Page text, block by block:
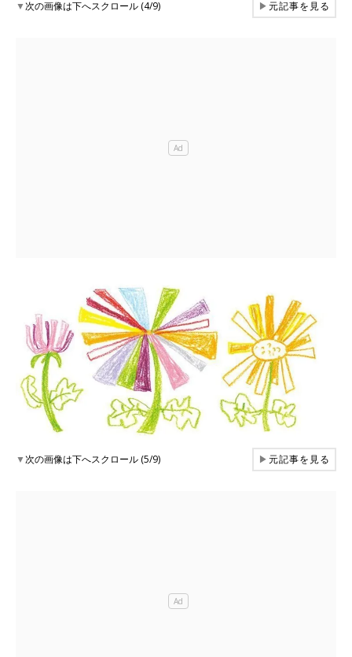
▼次の画像は下へスクロール (4/9) ▶元記事を見る
▼次の画像は下へスクロール (5/9) ▶元記事を見る